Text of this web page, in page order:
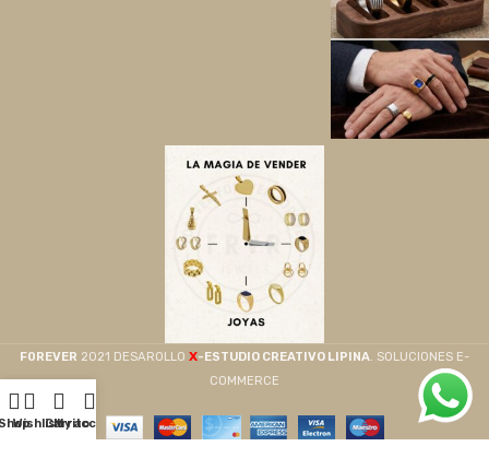
F0REVER 2021 DESAROLLO X-ESTUDIO CREATIVO LIPINA. SOLUCIONES E-
COMMERCE
WishlistCarrito
My account